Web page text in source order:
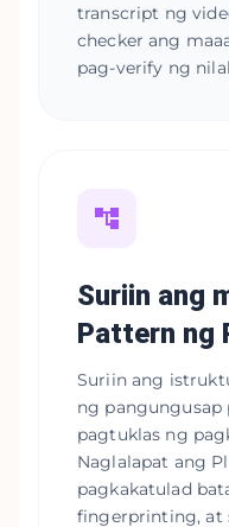
transcript ng
checker ang
pag-verify ng
Suriin ang
Pattern ng
Suriin ang
ng pangungusap
pagtuklas ng
Naglalapat ang
pagkakatulad
fingerprinting, at